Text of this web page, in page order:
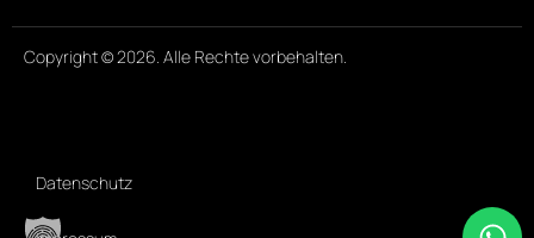
Copyright © 2026. Alle Rechte vorbehalten.
Datenschutz